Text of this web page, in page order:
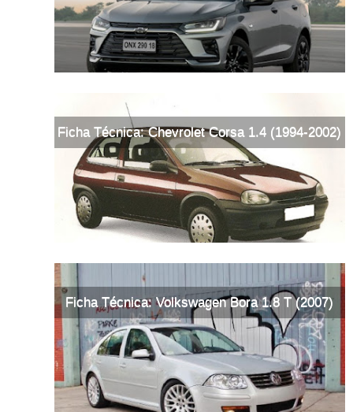
Ficha Técnica: Chevrolet Corsa 1.4 (1994-2002)
Ficha Técnica: Volkswagen Bora 1.8 T (2007)